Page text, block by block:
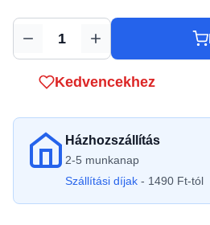
Mennyiség
Kedvencekhez
Házhozszállítás
2-5 munkanap
Szállítási díjak - 1490 Ft-tól